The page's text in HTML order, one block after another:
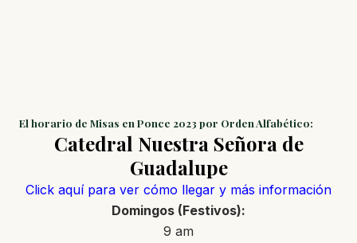
El horario de Misas en Ponce 2023 por Orden Alfabético:
Catedral Nuestra Señora de
Guadalupe
Click aquí para ver cómo llegar y más información
Domingos (Festivos):
9 am